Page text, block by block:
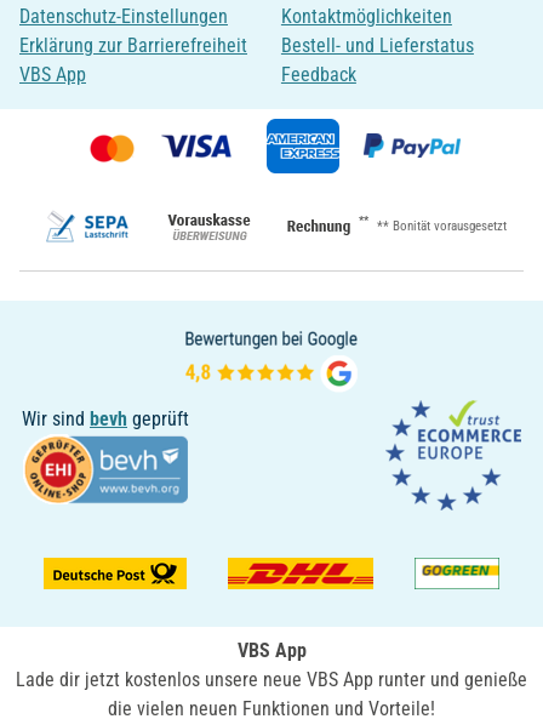
Datenschutz-Einstellungen
Erklärung zur Barrierefreiheit
VBS App
Kontaktmöglichkeiten
Bestell- und Lieferstatus
Feedback
** ** Bonität vorausgesetzt
Wir sind bevh geprüft
VBS App
Lade dir jetzt kostenlos unsere neue VBS App runter und genieße
die vielen neuen Funktionen und Vorteile!